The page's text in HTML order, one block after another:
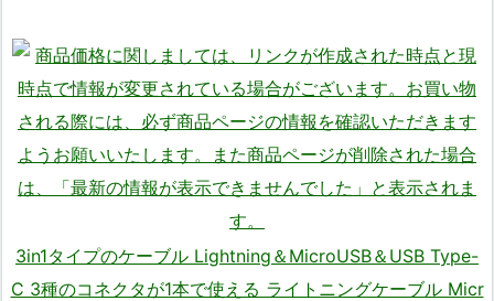
3in1タイプのケーブル Lightning＆MicroUSB＆USB Type-
C 3種のコネクタが1本で使える ライトニングケーブル Micr